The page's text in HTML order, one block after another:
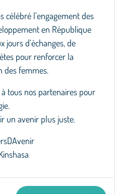
célébré l’engagement des
en République
jours d’échanges, de
pour renforcer la
des femmes.
tous nos partenaires pour
un avenir plus juste.